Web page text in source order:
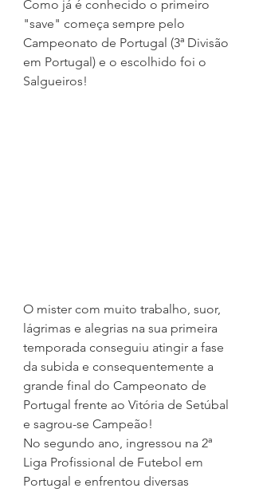
Como já é conhecido o primeiro
"save" começa sempre pelo
Campeonato de Portugal (3ª Divisão
em Portugal) e o escolhido foi o
Salgueiros!
O mister com muito trabalho, suor,
lágrimas e alegrias na sua primeira
temporada conseguiu atingir a fase
da subida e consequentemente a
grande final do Campeonato de
Portugal frente ao Vitória de Setúbal
e sagrou-se Campeão!
No segundo ano, ingressou na 2ª
Liga Profissional de Futebol em
Portugal e enfrentou diversas